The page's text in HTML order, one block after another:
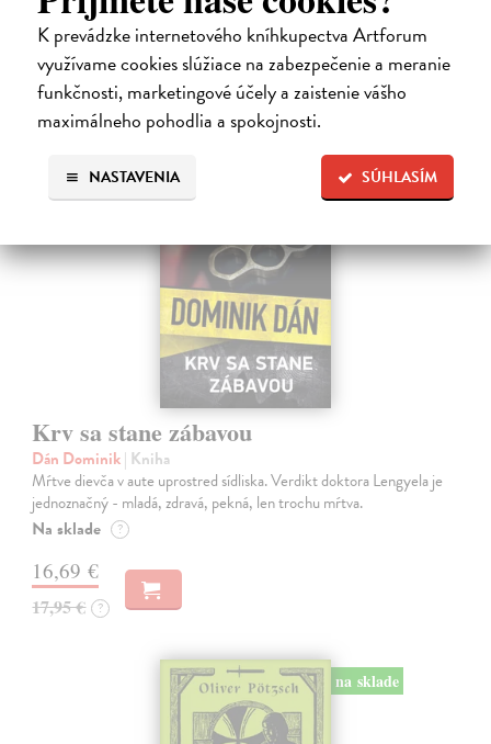
K prevádzke internetového kníhkupectva Artforum
využívame cookies slúžiace na zabezpečenie a meranie
funkčnosti, marketingové účely a zaistenie vášho
maximálneho pohodlia a spokojnosti.
SÚHLASÍM
NASTAVENIA
Zasielame do 12 dní
15,91 €
16,40 € ?
na sklade
Krv sa stane zábavou
Dán Dominik| Kniha
Mŕtve dievča v aute uprostred sídliska. Verdikt doktora Lengyela je
jednoznačný - mladá, zdravá, pekná, len trochu mŕtva.
Na sklade ?
16,69 €
17,95 € ?
na sklade